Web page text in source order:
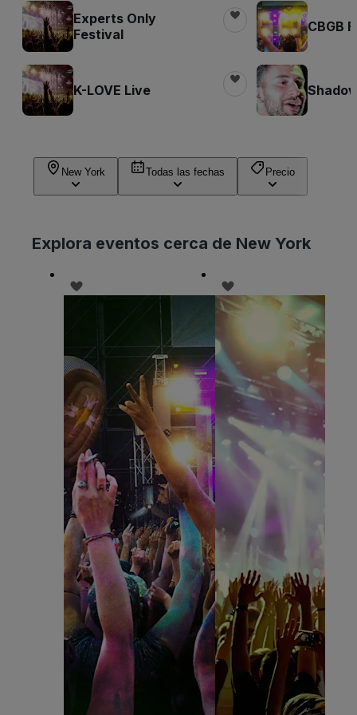
Experts Only
Festival
K-LOVE Live
CBGB
New York Todas las fechas Precio
Explora eventos cerca de New York